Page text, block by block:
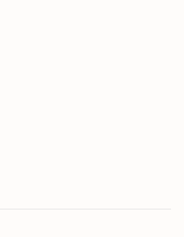
eilandwereld met
water.